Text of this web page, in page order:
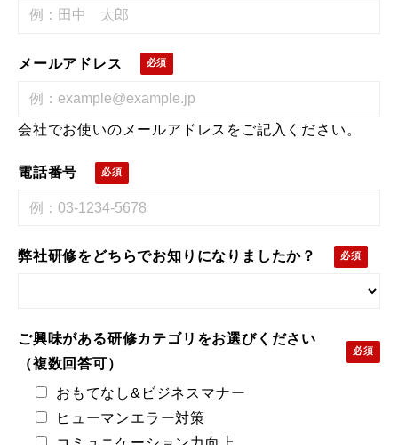
メールアドレス
会社でお使いのメールアドレスをご記入ください。
電話番号
弊社研修をどちらでお知りになりましたか？
ご興味がある研修カテゴリをお選びください
（複数回答可）
おもてなし&ビジネスマナー
ヒューマンエラー対策